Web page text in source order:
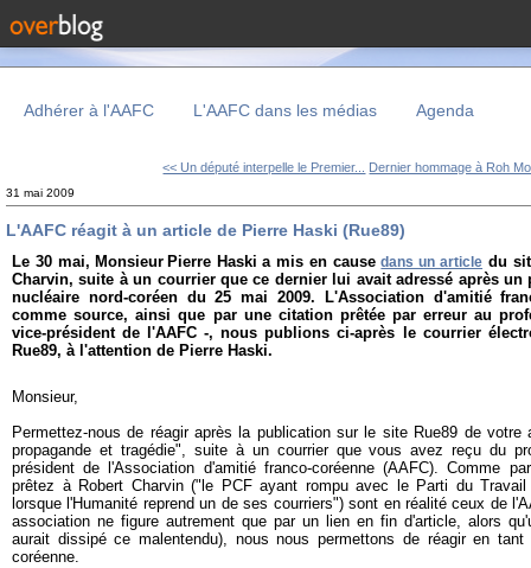
Adhérer à l'AAFC L'AAFC dans les médias Agenda
<< Un député interpelle le Premier... Dernier hommage à Roh
31 mai 2009
L'AAFC réagit à un article de Pierre Haski (Rue89)
Le 30 mai, Monsieur Pierre Haski a mis en causedans un article du
Charvin, suite à un courrier que ce dernier lui avaitadressé après un
nucléaire nord-coréen du 25 mai 2009. L'Association d'amitié
comme source, ainsi que par une citation prêtée par erreur au
vice-président de l'AAFC -, nous publions ci-après le courrier
Rue89, à l'attention de Pierre Haski.
Monsieur,
Permettez-nous de réagir après la publication sur le site Rue89 de votre
propagande et tragédie", suite à un courrier que vous avez reçu du
président de l'Association d'amitié franco-coréenne (AAFC). Comme
prêtez à Robert Charvin ("le PCF ayant rompu avec le Parti du
lorsque l'Humanité reprend un de ses courriers") sont en réalité ceux de
association ne figure autrement que par un lien en fin d'article, alors
aurait dissipé ce malentendu), nous nous permettons de réagir en tant
coréenne.